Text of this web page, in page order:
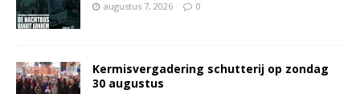
augustus 7, 2026 0
Kermisvergadering schutterij op zondag
30 augustus